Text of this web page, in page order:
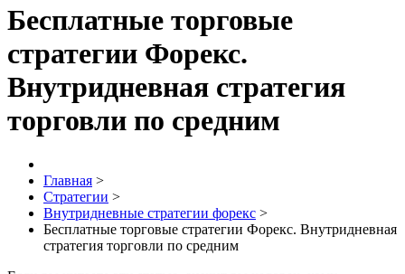
Бесплатные торговые
стратегии Форекс.
Внутридневная стратегия
торговли по средним
Главная >
Стратегии >
Внутридневные стратегии форекс >
Бесплатные торговые стратегии Форекс. Внутридневная
стратегия торговли по средним